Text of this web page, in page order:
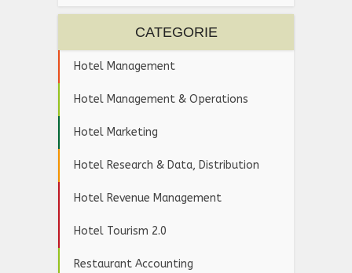
CATEGORIE
Hotel Management
Hotel Management & Operations
Hotel Marketing
Hotel Research & Data, Distribution
Hotel Revenue Management
Hotel Tourism 2.0
Restaurant Accounting